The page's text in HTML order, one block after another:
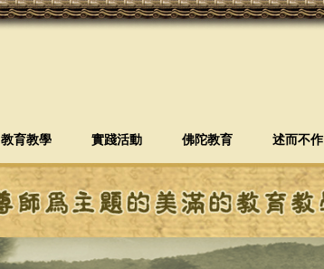
教育教學 實踐活動 佛陀教育 述而不作